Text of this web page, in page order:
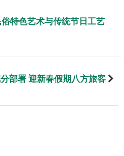
特色艺术与传统节日工艺
部署 迎新春假期八方旅客